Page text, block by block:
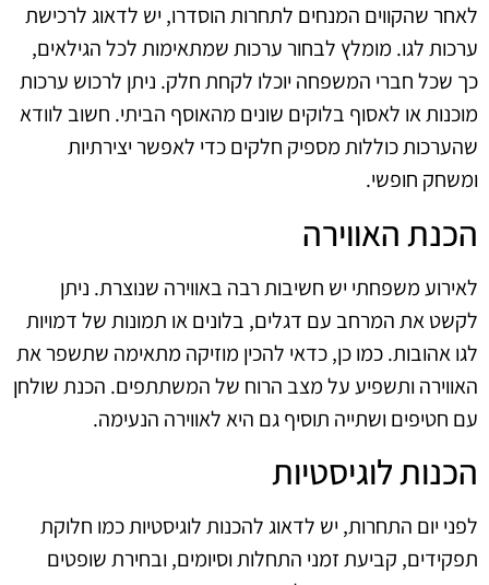
לאחר שהקווים המנחים לתחרות הוסדרו, יש לדאוג לרכישת
ערכות לגו. מומלץ לבחור ערכות שמתאימות לכל הגילאים,
כך שכל חברי המשפחה יוכלו לקחת חלק. ניתן לרכוש ערכות
מוכנות או לאסוף בלוקים שונים מהאוסף הביתי. חשוב לוודא
שהערכות כוללות מספיק חלקים כדי לאפשר יצירתיות
ומשחק חופשי.
הכנת האווירה
לאירוע משפחתי יש חשיבות רבה באווירה שנוצרת. ניתן
לקשט את המרחב עם דגלים, בלונים או תמונות של דמויות
לגו אהובות. כמו כן, כדאי להכין מוזיקה מתאימה שתשפר את
האווירה ותשפיע על מצב הרוח של המשתתפים. הכנת שולחן
עם חטיפים ושתייה תוסיף גם היא לאווירה הנעימה.
הכנות לוגיסטיות
לפני יום התחרות, יש לדאוג להכנות לוגיסטיות כמו חלוקת
תפקידים, קביעת זמני התחלות וסיומים, ובחירת שופטים